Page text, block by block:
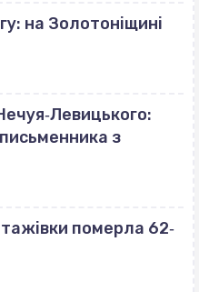
на Золотоніщині
з
померла 62‐